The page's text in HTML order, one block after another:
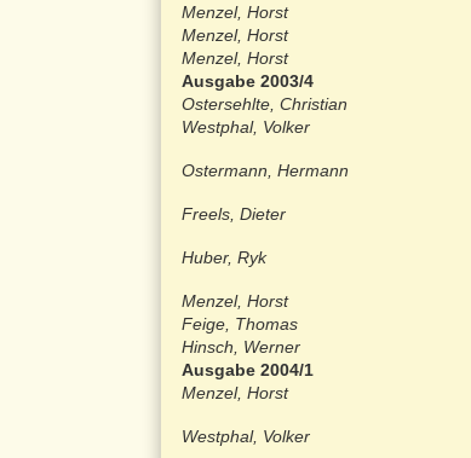
Menzel, Horst
Menzel, Horst
Menzel, Horst
Ausgabe 2003/4
Ostersehlte, Christian
Westphal, Volker
Ostermann, Hermann
Freels, Dieter
Huber, Ryk
Menzel, Horst
Feige, Thomas
Hinsch, Werner
Ausgabe 2004/1
Menzel, Horst
Westphal, Volker